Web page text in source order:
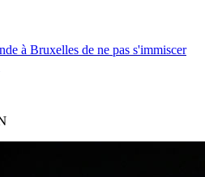
à Bruxelles de ne pas s'immiscer